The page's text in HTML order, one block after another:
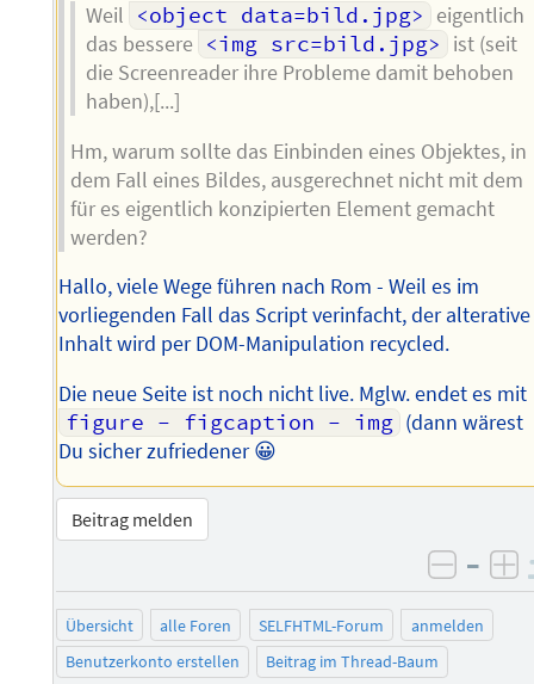
Weil <object data=bild.jpg> eigentlich
das bessere <img src=bild.jpg> ist (seit
die Screenreader ihre Probleme damit behoben
haben),[...]
Hm, warum sollte das Einbinden eines Objektes, in
dem Fall eines Bildes, ausgerechnet nicht mit dem
für es eigentlich konzipierten Element gemacht
werden?
Hallo, viele Wege führen nach Rom - Weil es im
vorliegenden Fall das Script verinfacht, der alterative
Inhalt wird per DOM-Manipulation recycled.
Die neue Seite ist noch nicht live. Mglw. endet es mit
figure - figcaption - img (dann wärest
Du sicher zufriedener 😀
Beitrag melden
–
Übersicht alle Foren SELFHTML-Forum
anmelden
Benutzerkonto erstellen
Beitrag im Thread-Baum